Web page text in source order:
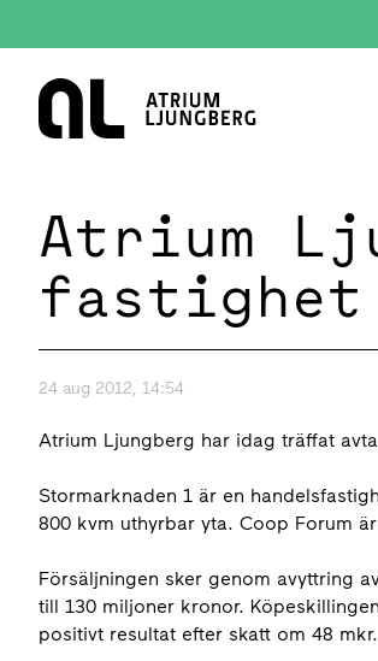
Hem
Atrium
fastighet
24 aug 2012, 14:54
Atrium Ljungberg har idag träffat
Stormarknaden 1 är en
800 kvm uthyrbar yta. Coop Forum
Försäljningen sker genom avyttring
till 130 miljoner kronor.
positivt resultat efter skatt om 48